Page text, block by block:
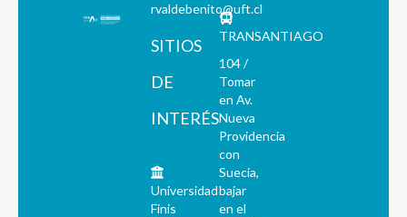
rvaldebenito@uft.cl
SITIOS
DE
INTERÉS
Universidad
Finis
TRANSANTIAGO
104 /
Tomar
en Av.
Nueva
Providencia
con
Suecia,
bajar
en el